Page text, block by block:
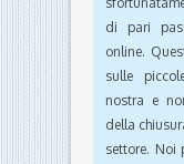
di pari
online.
sulle
nostra e
della
settore. Noi